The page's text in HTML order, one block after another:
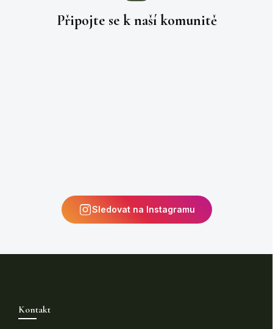
Připojte se k naší komunitě
Sledovat na Instagramu
Kontakt